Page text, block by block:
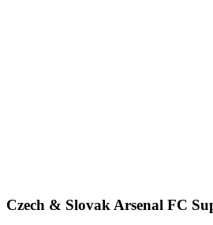
Czech & Slovak Arsenal FC